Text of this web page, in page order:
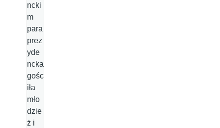
ncki
m
para
prez
yde
ncka
gośc
iła
mło
dzie
ż i